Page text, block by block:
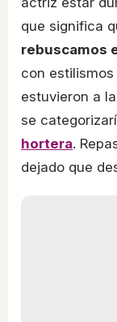
que significa
rebuscamos
con
estuvieron a
se
hortera.
dejado que